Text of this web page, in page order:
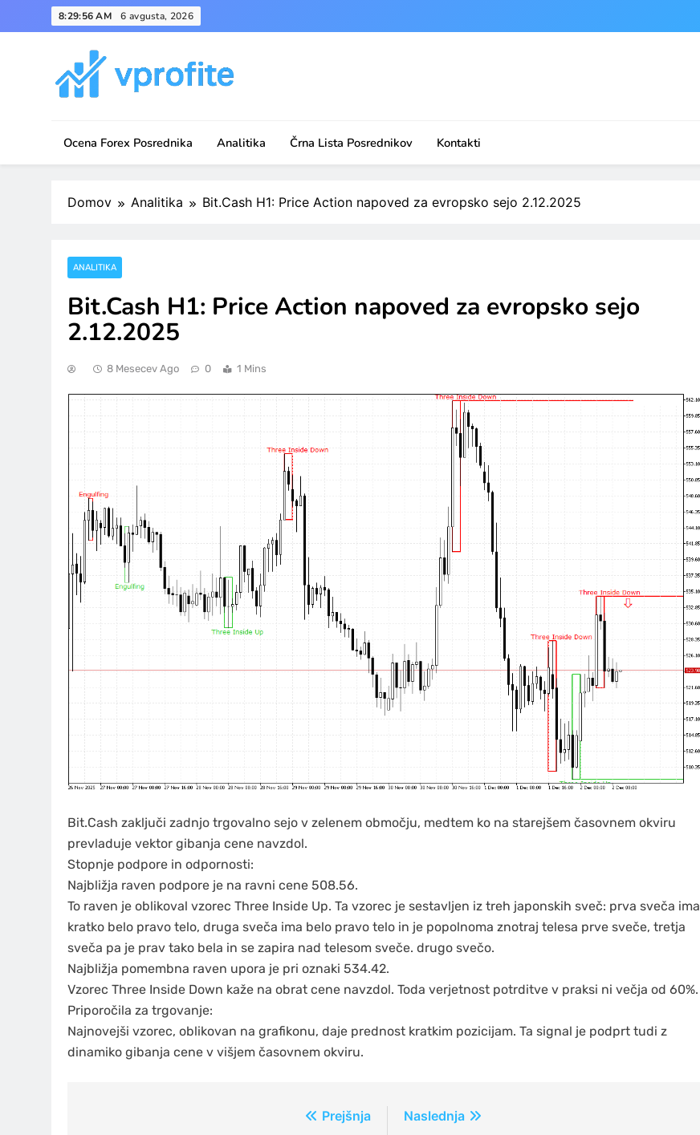
to
8:29:56 AM 6 avgusta, 2026
Ocena Forex Posrednika Analitika Črna Lista Posrednikov Kontakti
Domov Analitika Bit.Cash H1: Price Action napoved za evropsko sejo 2.12.2025
ANALITIKA
Bit.Cash H1: Price Action napoved za evropsko sejo
2.12.2025
8 Mesecev Ago 0 1 Mins
Bit.Cash zaključi zadnjo trgovalno sejo v zelenem območju, medtem ko na starejšem časovnem okviru
prevladuje vektor gibanja cene navzdol.
Stopnje podpore in odpornosti:
Najbližja raven podpore je na ravni cene 508.56.
To raven je oblikoval vzorec Three Inside Up. Ta vzorec je sestavljen iz treh japonskih sveč: prva sveča ima
kratko belo pravo telo, druga sveča ima belo pravo telo in je popolnoma znotraj telesa prve sveče, tretja
sveča pa je prav tako bela in se zapira nad telesom sveče. drugo svečo.
Najbližja pomembna raven upora je pri oznaki 534.42.
Vzorec Three Inside Down kaže na obrat cene navzdol. Toda verjetnost potrditve v praksi ni večja od 60%.
Priporočila za trgovanje:
Najnovejši vzorec, oblikovan na grafikonu, daje prednost kratkim pozicijam. Ta signal je podprt tudi z
dinamiko gibanja cene v višjem časovnem okviru.
Prejšnja
Naslednja